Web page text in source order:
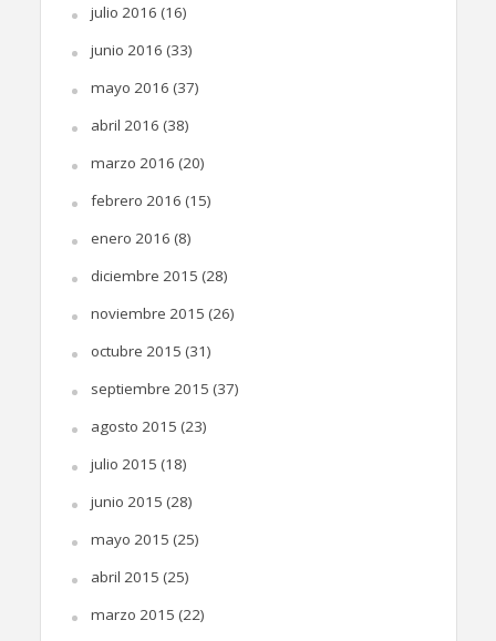
julio 2016 (16)
junio 2016 (33)
mayo 2016 (37)
abril 2016 (38)
marzo 2016 (20)
febrero 2016 (15)
enero 2016 (8)
diciembre 2015 (28)
noviembre 2015 (26)
octubre 2015 (31)
septiembre 2015 (37)
agosto 2015 (23)
julio 2015 (18)
junio 2015 (28)
mayo 2015 (25)
abril 2015 (25)
marzo 2015 (22)